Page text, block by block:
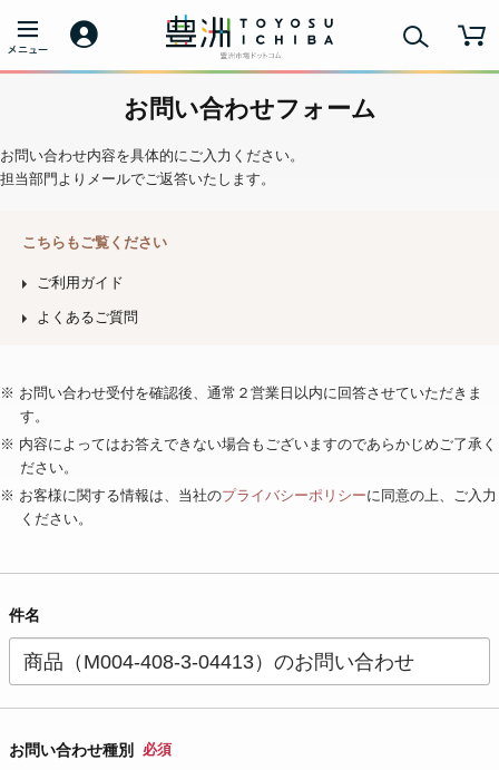
お問い合わせフォーム
お問い合わせ内容を具体的にご入力ください。
担当部門よりメールでご返答いたします。
こちらもご覧ください
ご利用ガイド
よくあるご質問
※ お問い合わせ受付を確認後、通常２営業日以内に回答させていただきま
す。
※ 内容によってはお答えできない場合もございますのであらかじめご了承く
ださい。
※ お客様に関する情報は、当社のプライバシーポリシーに同意の上、ご入力
ください。
件名
お問い合わせ種別 必須